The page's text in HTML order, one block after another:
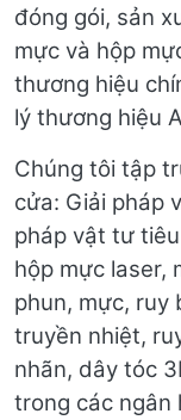
đóng gói, sản
mực và hộp
thương hiệu
lý thương hiệu
Chúng tôi tập
cửa: Giải pháp
pháp vật tư
hộp mực laser,
phun, mực, ruy
truyền nhiệt,
nhãn, dây tóc
trong các ngân